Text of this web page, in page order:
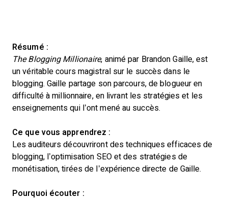
Résumé :
The Blogging Millionaire, animé par Brandon Gaille, est
un véritable cours magistral sur le succès dans le
blogging. Gaille partage son parcours, de blogueur en
difficulté à millionnaire, en livrant les stratégies et les
enseignements qui l’ont mené au succès.
Ce que vous apprendrez :
Les auditeurs découvriront des techniques efficaces de
blogging, l’optimisation SEO et des stratégies de
monétisation, tirées de l’expérience directe de Gaille.
Pourquoi écouter :